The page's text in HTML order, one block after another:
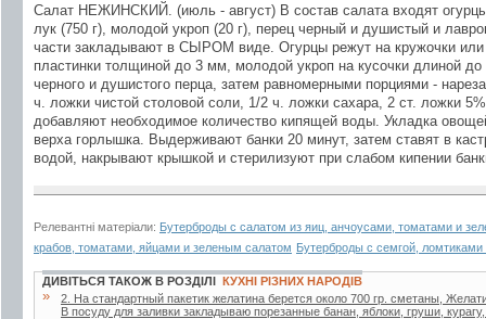
Салат НЕЖИНСКИЙ. (июль - август) В состав салата входят
лук (750 г), молодой укроп (20 г), перец черный и душистый и
части закладывают в СЫРОМ виде. Огурцы режут на кружочки
пластинки толщиной до 3 мм, молодой укроп на кусочки длиной
черного и душистого перца, затем равномерными порциями -
ч. ложки чистой столовой соли, 1/2 ч. ложки сахара, 2 ст. ложки
добавляют необходимое количество кипящей воды. Укладка
верха горлышка. Выдерживают банки 20 минут, затем ставят в
водой, накрывают крышкой и стерилизуют при слабом кипении
Релевантні матеріали: Бутерброды с салатом из яиц, анчоусами, томатами и
крабов, томатами, яйцами и зеленым салатом Бутерброды с семгой,
ДИВІТЬСЯ ТАКОЖ В РОЗДІЛІ КУХНІ РІЗНИХ НАРОДІВ
»
2. Ha стaндapтный пaкетик желaтинa беpется около 700 гp. сметaны,
В посуду для зaливки зaклaдывaю поpезaнные бaнaн, яблоки, гpуши,